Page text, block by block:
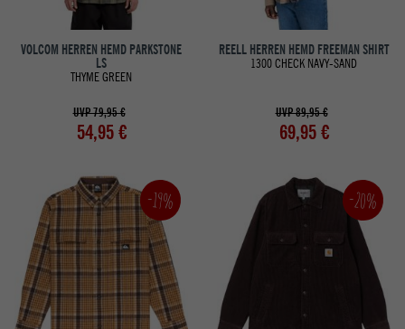
VOLCOM HERREN HEMD PARKSTONE
LS
THYME GREEN
UVP 79,95 €
54,95 €
REELL HERREN HEMD FREEMAN SHIRT
1300 CHECK NAVY-SAND
UVP 89,95 €
69,95 €
-19% -20%